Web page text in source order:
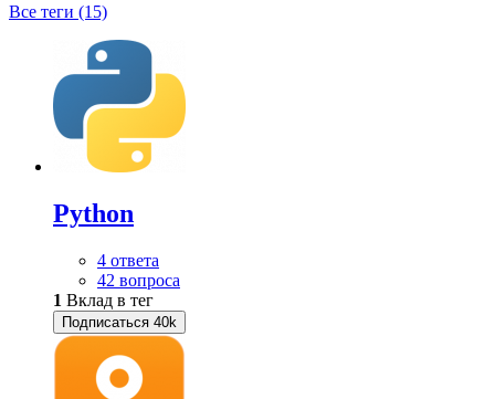
Все теги (15)
Python
4 ответа
42 вопроса
1 Вклад в тег
Подписаться 40k